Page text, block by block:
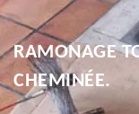
RAMONAGE
CHEMINÉE.